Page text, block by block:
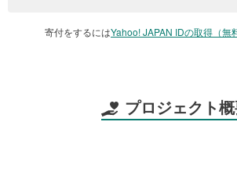
寄付をするにはYahoo! JAPAN IDの取得（無
プロジェクト